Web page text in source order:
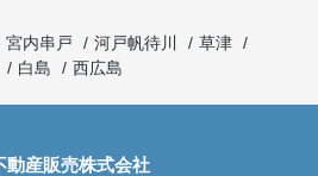
宮内串戸 河戸帆待川
草津
白島 西広島
動産販売株式会社